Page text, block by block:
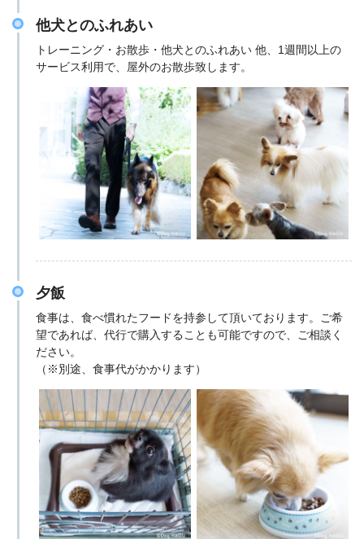
他犬とのふれあい
トレーニング・お散歩・他犬とのふれあい 他、1週間以上の
サービス利用で、屋外のお散歩致します。
夕飯
食事は、食べ慣れたフードを持参して頂いております。ご希
望であれば、代行で購入することも可能ですので、ご相談く
ださい。
（※別途、食事代がかかります）